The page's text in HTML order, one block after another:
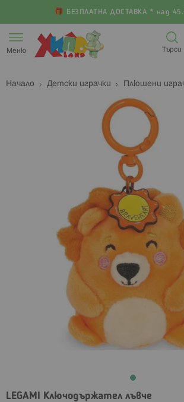
БЕЗПЛАТНА ДОСТАВКА * над
към
съдържанието
Меню Търси
Начало Детски играчки Плюшени
LEGAMI Ключодържател лъвче